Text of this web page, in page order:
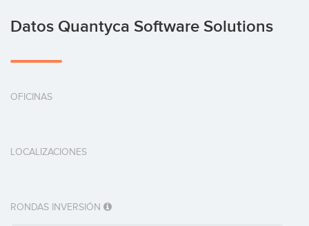
Datos Quantyca Software Solutions
OFICINAS
LOCALIZACIONES
RONDAS INVERSIÓN